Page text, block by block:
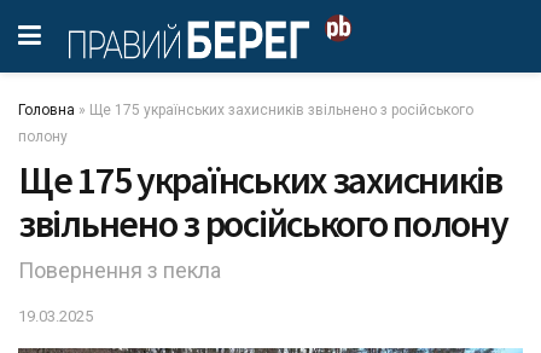
Головна » Ще 175 українських захисників звільнено з російського
полону
Ще 175 українських захисників
звільнено з російського полону
Повернення з пекла
19.03.2025